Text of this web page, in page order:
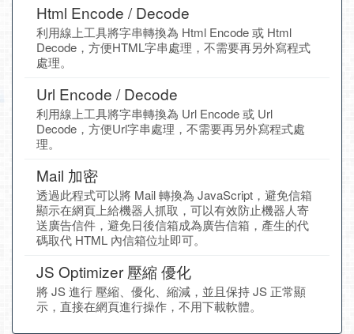
Html Encode / Decode
利用線上工具將字串轉換為 Html Encode 或 Html
Decode，方便HTML字串處理，不需要再另外寫程式
處理。
Url Encode / Decode
利用線上工具將字串轉換為 Url Encode 或 Url
Decode，方便Url字串處理，不需要再另外寫程式處
理。
Mail 加密
透過此程式可以將 Mail 轉換為 JavaScript，避免信箱
顯示在網頁上給機器人抓取，可以有效防止機器人寄
送廣告信件，避免日後信箱成為廣告信箱，產生的代
碼取代 HTML 內信箱位址即可。
JS Optimizer 壓縮 優化
將 JS 進行 壓縮、優化、縮減，並且保持 JS 正常顯
示，直接在網頁進行操作，不用下載軟體。